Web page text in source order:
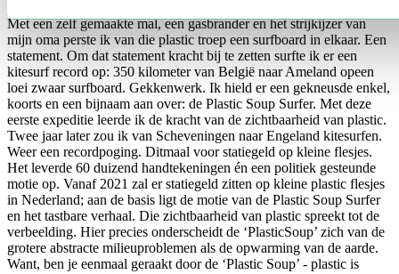
Met een zelf gemaakte mal, een gasbrander en het strijkijzer van
mijn oma perste ik van die plastic troep een surfboard in elkaar. Een
statement. Om dat statement kracht bij te zetten surfte ik er een
kitesurf record op: 350 kilometer van België naar Ameland opeen
loei zwaar surfboard. Gekkenwerk. Ik hield er een gekneusde enkel,
koorts en een bijnaam aan over: de Plastic Soup Surfer. Met deze
eerste expeditie leerde ik de kracht van de zichtbaarheid van plastic.
Twee jaar later zou ik van Scheveningen naar Engeland kitesurfen.
Weer een recordpoging. Ditmaal voor statiegeld op kleine flesjes.
Het leverde 60 duizend handtekeningen én een politiek gesteunde
motie op. Vanaf 2021 zal er statiegeld zitten op kleine plastic flesjes
in Nederland; aan de basis ligt de motie van de Plastic Soup Surfer
en het tastbare verhaal. Die zichtbaarheid van plastic spreekt tot de
verbeelding. Hier precies onderscheidt de ‘PlasticSoup’ zich van de
grotere abstracte milieuproblemen als de opwarming van de aarde.
Want, ben je eenmaal geraakt door de ‘Plastic Soup’ - plastic is